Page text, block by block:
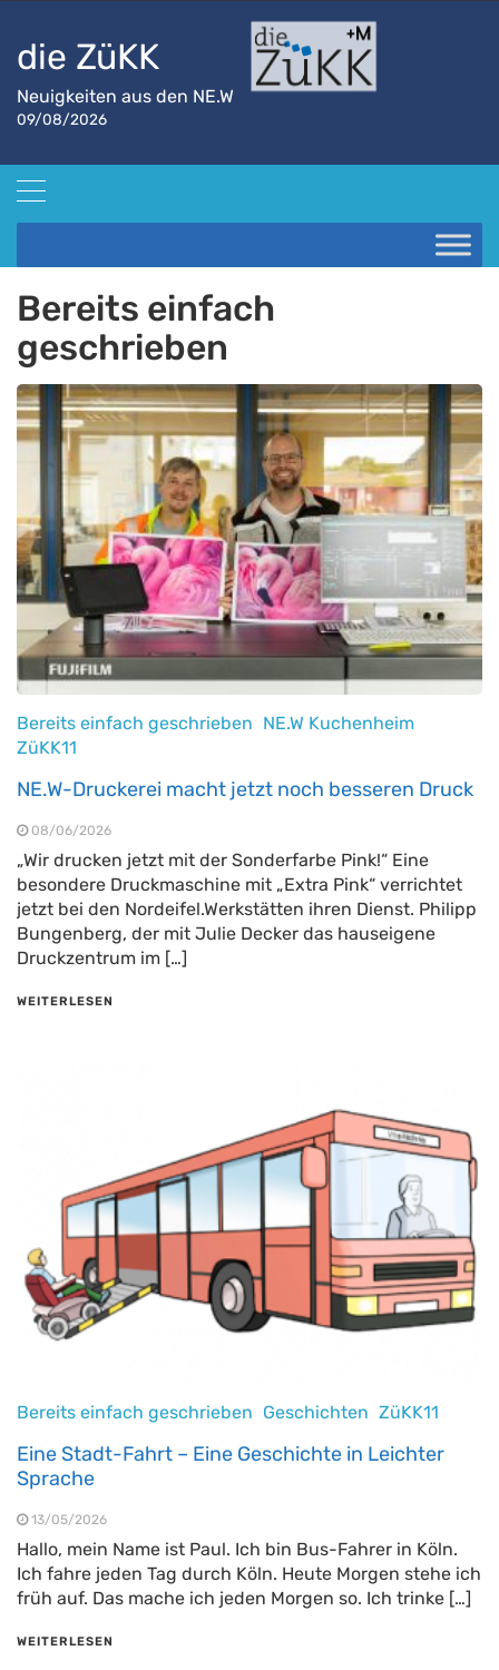
die ZüKK
Neuigkeiten aus den NE.W
09/08/2026
Bereits einfach
geschrieben
Bereits einfach geschrieben NE.W Kuchenheim
ZüKK11
NE.W-Druckerei macht jetzt noch besseren Druck
08/06/2026
„Wir drucken jetzt mit der Sonderfarbe Pink!“ Eine
besondere Druckmaschine mit „Extra Pink“ verrichtet
jetzt bei den Nordeifel.Werkstätten ihren Dienst. Philipp
Bungenberg, der mit Julie Decker das hauseigene
Druckzentrum im […]
WEITERLESEN
Bereits einfach geschrieben Geschichten ZüKK11
Eine Stadt-Fahrt – Eine Geschichte in Leichter
Sprache
13/05/2026
Hallo, mein Name ist Paul. Ich bin Bus-Fahrer in Köln.
Ich fahre jeden Tag durch Köln. Heute Morgen stehe ich
früh auf. Das mache ich jeden Morgen so. Ich trinke […]
WEITERLESEN